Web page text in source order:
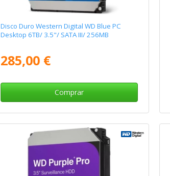
Disco Duro Western Digital WD Blue PC
Desktop 6TB/ 3.5"/ SATA III/ 256MB
285,00 €
Comprar